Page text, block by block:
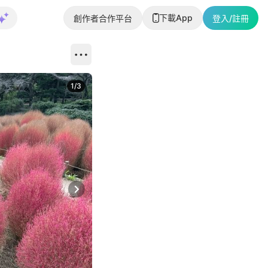
創作者合作平台 下載App 登入/註冊
Next slide
1/3